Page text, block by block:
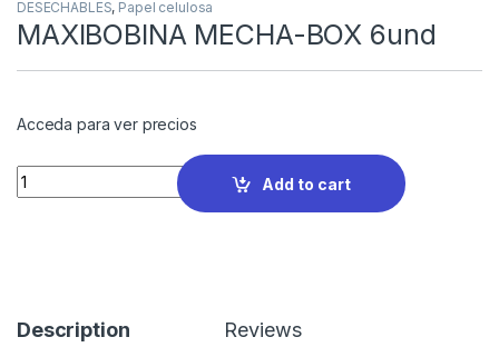
DESECHABLES, Papel celulosa
MAXIBOBINA MECHA-BOX 6und
Acceda para ver precios
Quantity
Add to cart
Description Reviews